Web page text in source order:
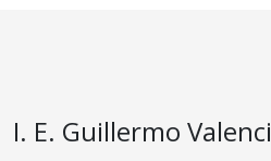
I. E. Guillermo